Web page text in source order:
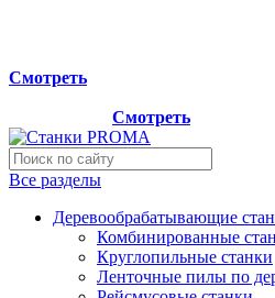
Смотреть
Смотреть
Все разделы
Деревообрабатывающие
Комбинированные
Круглопильные станки
Ленточные пилы по